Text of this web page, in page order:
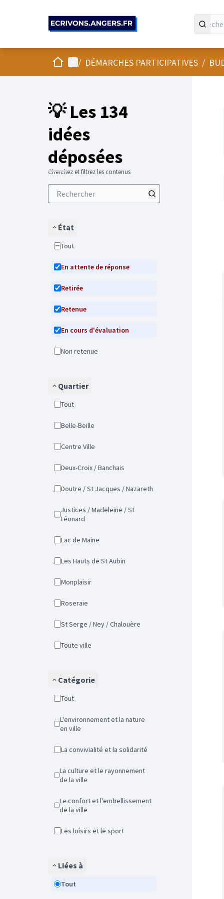
AccueilMenu principal
/ DÉMARCHES PARTICIPATIVES /
💡 Les 134
idées
déposées
Cherchez et filtrez les contenus
État
Tout
En attente de réponse
Retirée
Retenue
En cours d'évaluation
Non retenue
Quartier
Tout
Belle-Beille
Centre Ville
Deux-Croix / Banchais
Doutre / St Jacques / Nazareth
Justices / Madeleine / St
Léonard
Lac de Maine
Les Hauts de St Aubin
Monplaisir
Roseraie
St Serge / Ney / Chalouère
Toute ville
Catégorie
Tout
L'environnement et la nature
en ville
La convivialité et la solidarité
La culture et le rayonnement
de la ville
Le confort et l'embellissement
de la ville
Les loisirs et le sport
Liées à
Tout